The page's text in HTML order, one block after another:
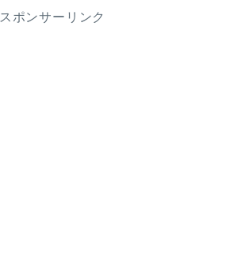
スポンサーリンク